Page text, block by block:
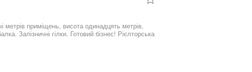
метрів приміщень, висота одинадцять метрів,
бізнес! Рієлторська